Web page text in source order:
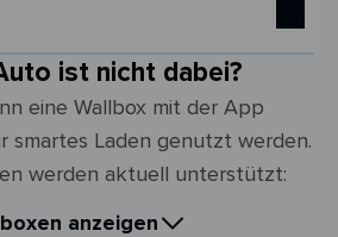
ist nicht dabei?
eine Wallbox mit der App
smartes Laden genutzt werden.
werden aktuell unterstützt:
anzeigen